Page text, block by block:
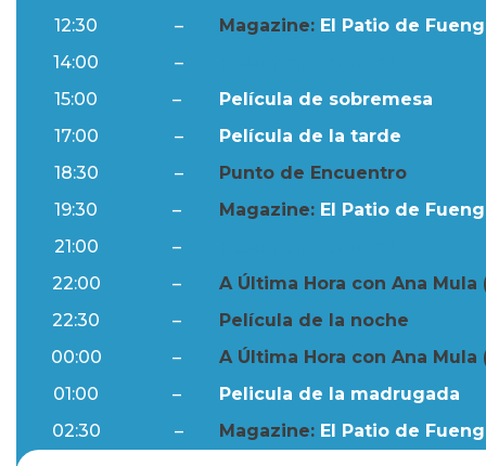
12:30
– Magazine: El Patio de
14:00
–
15:00
–
Película de sobremesa
17:00
–
Película de la tarde
18:30
–
Punto de Encuentro
19:30
– Magazine: El Patio de
21:00
–
22:00
–
A Última Hora con Ana Mula
22:30
–
Película de la noche
00:00
–
A Última Hora con Ana Mula
01:00
–
Pelicula de la madrugada
02:30
– Magazine: El Patio de